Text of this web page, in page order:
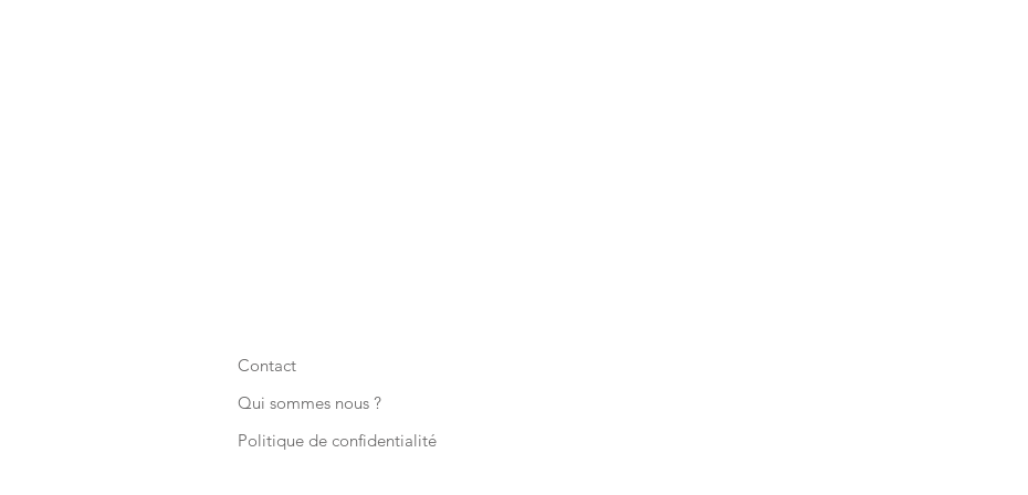
Contact
Qui sommes nous ?
Politique de confidentialité